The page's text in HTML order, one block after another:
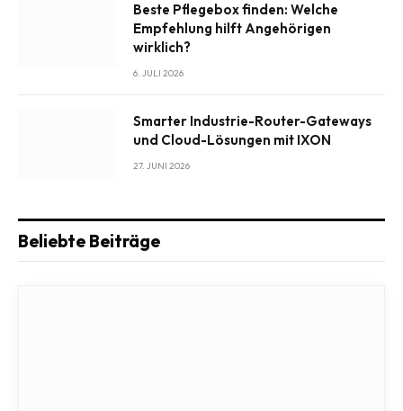
Beste Pflegebox finden: Welche
Empfehlung hilft Angehörigen
wirklich?
6. JULI 2026
Smarter Industrie-Router-Gateways
und Cloud-Lösungen mit IXON
27. JUNI 2026
Beliebte Beiträge